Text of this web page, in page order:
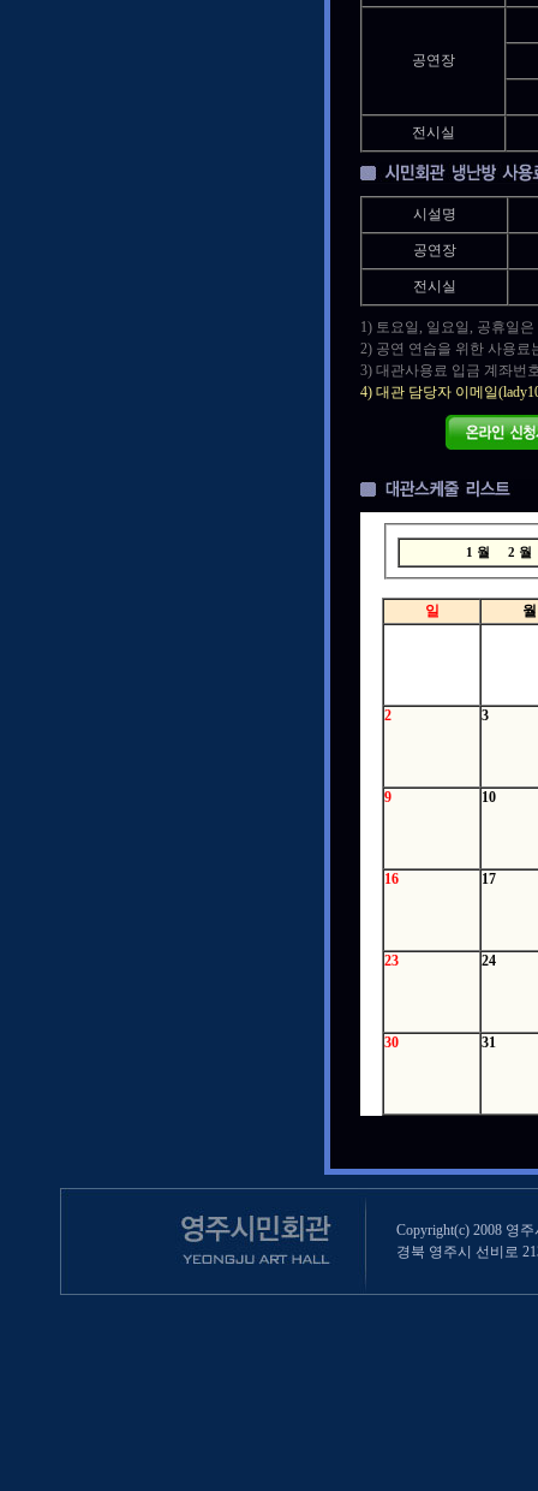
공연장
전시실
시설명
공연장
전시실
1) 토요일, 일요일, 공휴일
2) 공연 연습을 위한 사용료
3) 대관사용료 입금 계좌번
4) 대관 담당자 이메일
1 월 2
일 월
2 3
9 10
16 17
23 24
30 31
Copyright(c) 2008 영
경북 영주시 선비로